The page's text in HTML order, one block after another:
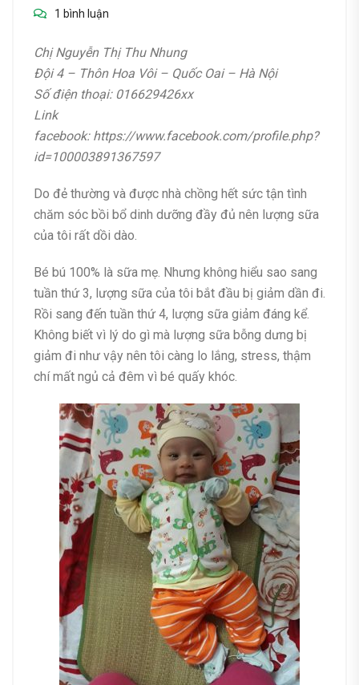
1 bình luận
Chị Nguyễn Thị Thu Nhung
Đội 4 – Thôn Hoa Vôi – Quốc Oai – Hà Nội
Số điện thoại: 016629426xx
Link
facebook: https://www.facebook.com/profile.php?
id=100003891367597
Do đẻ thường và được nhà chồng hết sức tận tình
chăm sóc bồi bổ dinh dưỡng đầy đủ nên lượng sữa
của tôi rất dồi dào.
Bé bú 100% là sữa mẹ. Nhưng không hiểu sao sang
tuần thứ 3, lượng sữa của tôi bắt đầu bị giảm dần đi.
Rồi sang đến tuần thứ 4, lượng sữa giảm đáng kể.
Không biết vì lý do gì mà lượng sữa bỗng dưng bị
giảm đi như vậy nên tôi càng lo lắng, stress, thậm
chí mất ngủ cả đêm vì bé quấy khóc.